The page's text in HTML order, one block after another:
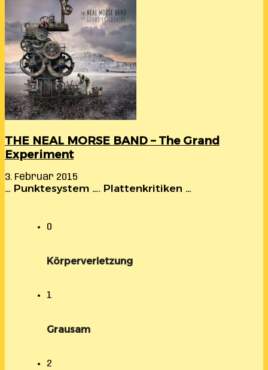
THE NEAL MORSE BAND – The Grand
Experiment
3. Februar 2015
… Punktesystem …. Plattenkritiken …
0
Körperverletzung
1
Grausam
2